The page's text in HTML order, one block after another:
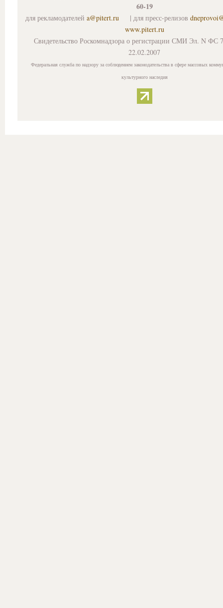
60-19
для рекламодателей a@pitert.ru | для пресс-релизов
www.pitert.ru
Свидетельство Роскомнадзора о регистрации СМИ Эл. N ФС
22.02.2007
Федеральная служба по надзору за соблюдением законодательства в сфере массовых
культурного наследия